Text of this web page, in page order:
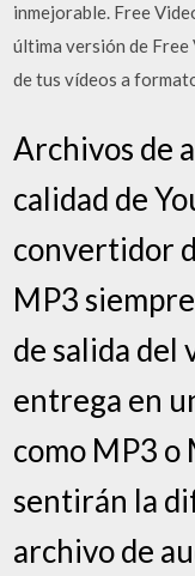
inmejorable. Free
última versión de
de tus vídeos a
Archivos de
calidad de
convertidor
MP3
de salida del
entrega en
como MP3 o
sentirán la
archivo de